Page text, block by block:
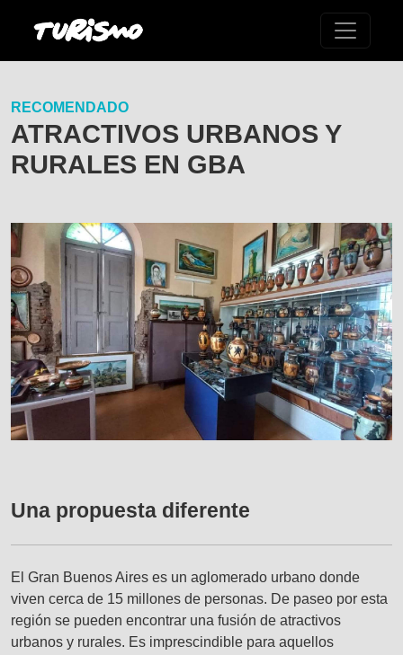
RECOMENDADO
ATRACTIVOS URBANOS Y
RURALES EN GBA
Una propuesta diferente
El Gran Buenos Aires es un aglomerado urbano donde
viven cerca de 15 millones de personas. De paseo por esta
región se pueden encontrar una fusión de atractivos
urbanos y rurales. Es imprescindible para aquellos